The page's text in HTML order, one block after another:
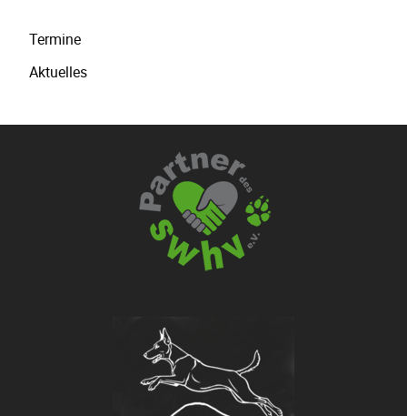
überspringen
Termine
Aktuelles